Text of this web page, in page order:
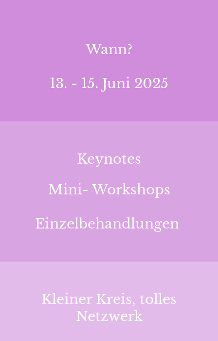
Wann?
13. - 15. Juni 2025
Keynotes
Mini- Workshops
Einzelbehandlungen
Kleiner Kreis, tolles
Netzwerk